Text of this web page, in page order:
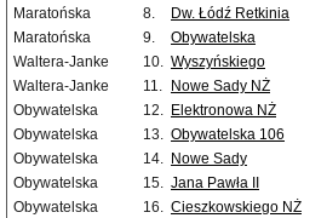
Maratońska
8. Dw. Łódź Retkinia
Maratońska
9. Obywatelska
Waltera-Janke
10. Wyszyńskiego
Waltera-Janke
11. Nowe Sady NŻ
Obywatelska
12. Elektronowa NŻ
Obywatelska
13. Obywatelska 106
Obywatelska
14. Nowe Sady
Obywatelska
15. Jana Pawła II
Obywatelska
16. Cieszkowskiego NŻ